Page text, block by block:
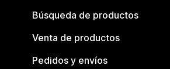
Búsqueda de productos
Venta de productos
Pedidos y envíos